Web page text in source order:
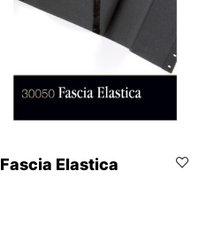
Fascia Elastica